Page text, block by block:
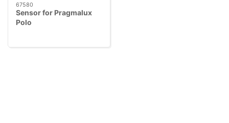
67580
Sensor for Pragmalux
Polo